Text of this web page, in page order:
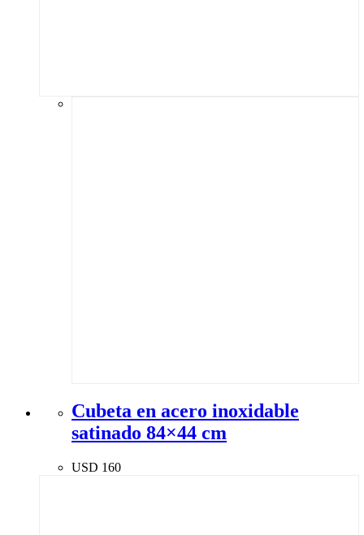
Cubeta en acero inoxidable
satinado 84×44 cm
USD 160